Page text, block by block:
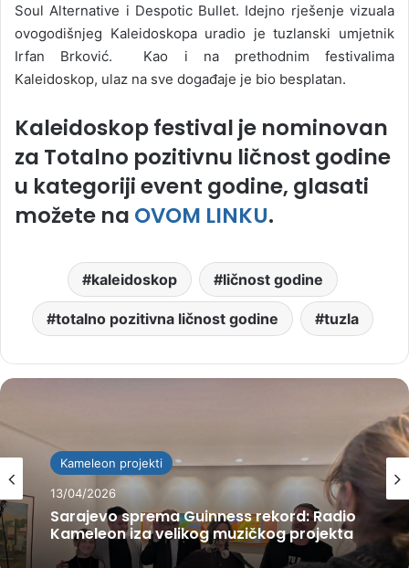
Soul Alternative i Despotic Bullet. Idejno rješenje vizuala
ovogodišnjeg Kaleidoskopa uradio je tuzlanski umjetnik
Irfan Brković. Kao i na prethodnim festivalima
Kaleidoskop, ulaz na sve događaje je bio besplatan.
Kaleidoskop festival je nominovan
za Totalno pozitivnu ličnost godine
u kategoriji event godine, glasati
možete na OVOM LINKU.
kaleidoskop ličnost godine
totalno pozitivna ličnost godine tuzla
Kameleon projekti
13/04/2026
Sarajevo sprema Guinness rekord: Radio
Kameleon iza velikog muzičkog projekta